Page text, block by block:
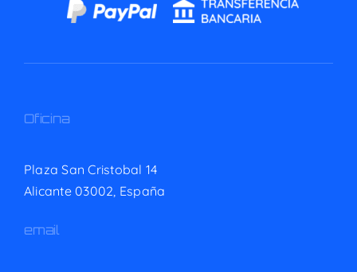
Oficina
Plaza San Cristobal 14
Alicante 03002, España
email